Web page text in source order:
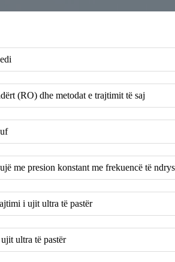
(RO) dhe metodat e trajtimit të saj
me presion konstant me frekuencë të
i ujit ultra të pastër
ultra të pastër